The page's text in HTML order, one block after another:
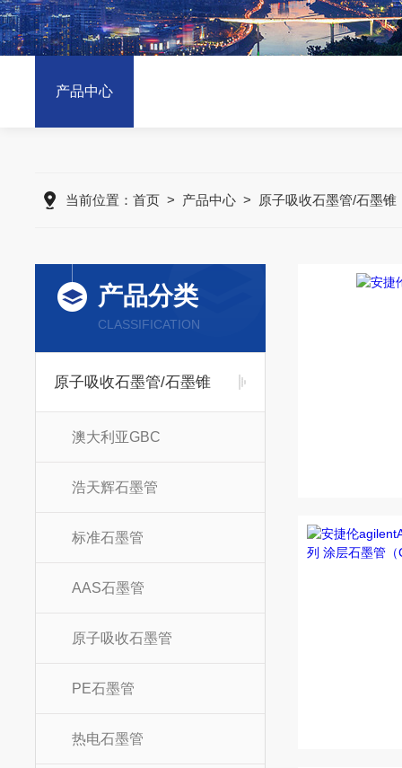
产品中心
当前位置： 首页 > 产品中心 > 原子吸收石墨管/石墨锥
产品分类
CLASSIFICATION
原子吸收石墨管/石墨锥
澳大利亚GBC
浩天辉石墨管
标准石墨管
AAS石墨管
原子吸收石墨管
PE石墨管
热电石墨管